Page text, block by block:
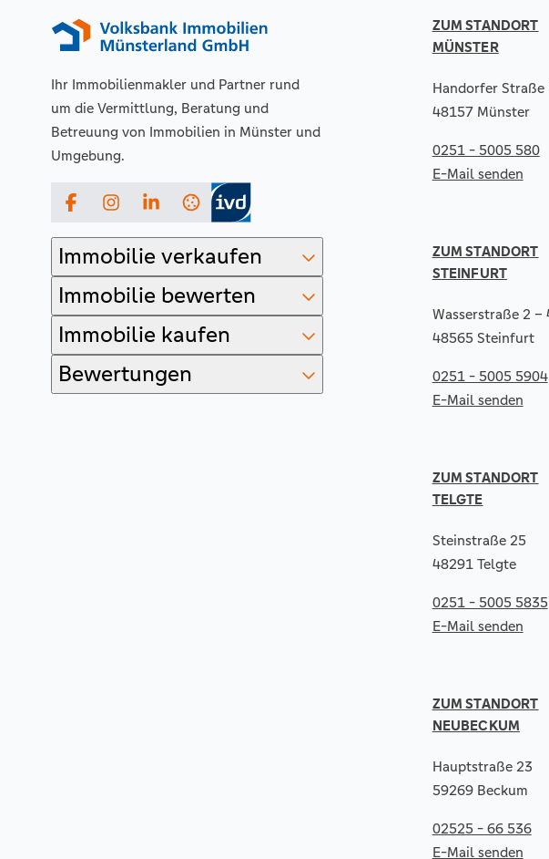
Ihr Immobilienmakler und Partner rund
um die Vermittlung, Beratung und
Betreuung von Immobilien in Münster und
Umgebung.
FacebookInstagramLinkedIn
Immobilie verkaufen
Immobilie bewerten
Immobilie kaufen
Bewertungen
ZUM STANDORT
MÜNSTER
Handorfer Straße
48157 Münster
0251 - 5005 580
E-Mail senden
ZUM STANDORT
STEINFURT
Wasserstraße 2 –
48565 Steinfurt
0251 - 5005 5904
E-Mail senden
ZUM STANDORT
TELGTE
Steinstraße 25
48291 Telgte
0251 - 5005 5835
E-Mail senden
ZUM STANDORT
NEUBECKUM
Hauptstraße 23
59269 Beckum
02525 - 66 536
E-Mail senden